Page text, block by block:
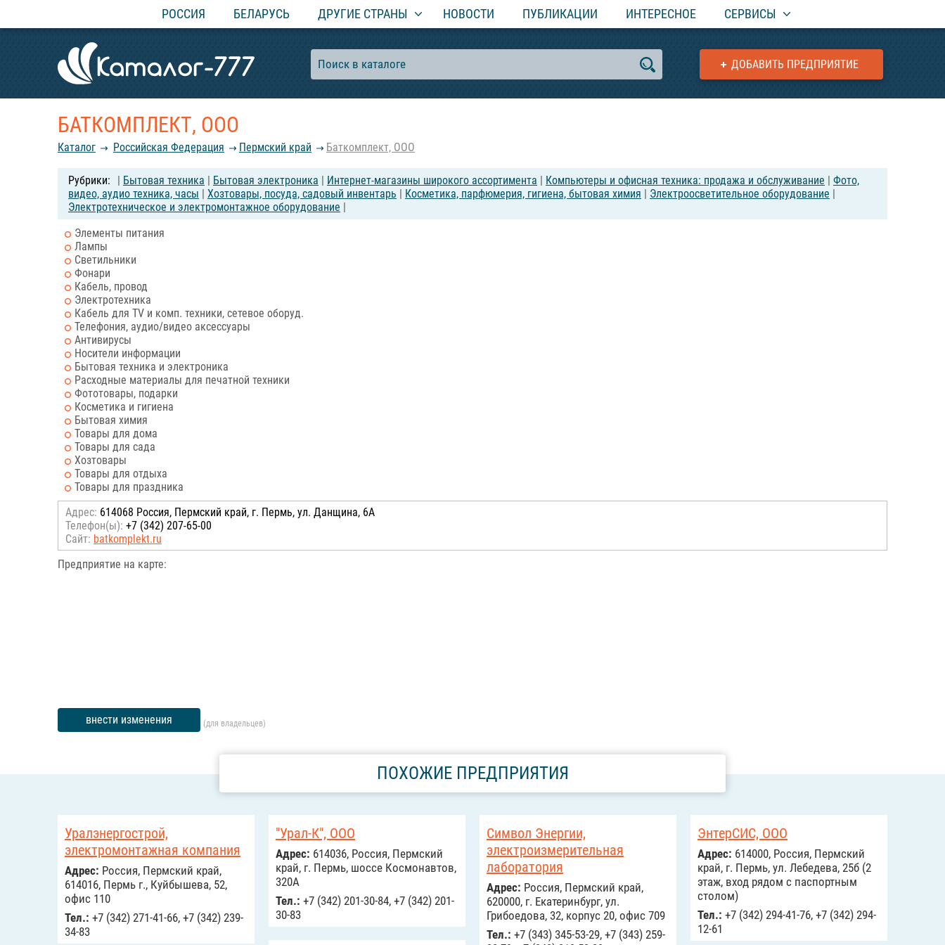
РОССИЯ БЕЛАРУСЬ ДРУГИЕ СТРАНЫ НОВОСТИ ПУБЛИКАЦИИ ИНТЕРЕСНОЕ СЕРВИСЫ
ДОБАВИТЬ ПРЕДПРИЯТИЕ
БАТКОМПЛЕКТ, ООО
Каталог Российcкая Федерация Пермский край Баткомплект, ООО
| Бытовая техника | Бытовая электроника | Интернет-магазины широкого ассортимента | Компьютеры и офисная техника: продажа и обслуживание | Фото,
видео, аудио техника, часы | Хозтовары, посуда, садовый инвентарь | Косметика, парфюмерия, гигиена, бытовая химия | Электроосветительное оборудование |
Электротехническое и электромонтажное оборудование |
Элементы питания
Лампы
Светильники
Фонари
Кабель, провод
Электротехника
Кабель для TV и комп. техники, сетевое оборуд.
Телефония, аудио/видео аксессуары
Антивирусы
Носители информации
Бытовая техника и электроника
Расходные материалы для печатной техники
Фототовары, подарки
Косметика и гигиена
Бытовая химия
Товары для дома
Товары для сада
Хозтовары
Товары для отдыха
Товары для праздника
Адрес: 614068 Россия, Пермский край, г. Пермь, ул. Данщина, 6А
Телефон(ы): +7 (342) 207-65-00
Сайт: batkomplekt.ru
Предприятие на карте:
внести изменения (для владельцев)
ПОХОЖИЕ ПРЕДПРИЯТИЯ
Уралэнергострой,
электромонтажная компания
Адрес: Россия, Пермский край,
614016, Пермь г., Куйбышева, 52,
офис 110
Тел.: +7 (342) 271-41-66, +7 (342) 239-
34-83
"Урал-К", ООО
Адрес: 614036, Россия, Пермский
край, г. Пермь, шоссе Космонавтов,
320А
Тел.: +7 (342) 201-30-84, +7 (342) 201-
30-83
Символ Энергии,
электроизмерительная
лаборатория
Адрес: Россия, Пермский край,
620000, г. Екатеринбург, ул.
Грибоедова, 32, корпус 20, офис 709
Тел.: +7 (343) 345-53-29, +7 (343) 259-
ЭнтерСИС, ООО
Адрес: 614000, Россия, Пермский
край, г. Пермь, ул. Лебедева, 25б (2
этаж, вход рядом с паспортным
столом)
Тел.: +7 (342) 294-41-76, +7 (342) 294-
12-61